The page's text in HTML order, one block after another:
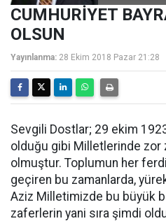
CUMHURİYET
OLSUN
Yayınlanma: 28 Ekim 2018 Pazar 21:28
Sevgili Dostlar; 29 ekim
olduğu gibi Milletlerinde zor
olmuştur. Toplumun her
geçiren bu zamanlarda,
Aziz Milletimizde bu büyük
zaferlerin yani sıra şimdi